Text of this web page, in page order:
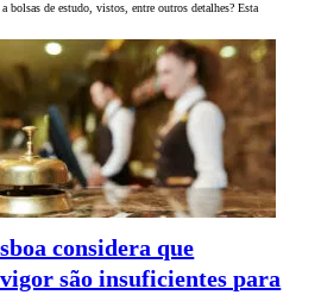
bolsas de estudo, vistos, entre outros detalhes? Esta
considera que
são insuficientes para